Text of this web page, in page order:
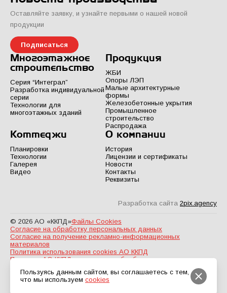
Пользуясь данным сайтом, вы соглашаетесь с тем,
что мы используем cookies
Оставляйте заявку, и узнайте первыми о нашей новой
продукции
Подписаться
Многоэтажное
строительство
Серия “Интеграл”
Разработка индивидуальной
серии
Технологии для
многоэтажных зданий
Продукция
ЖБИ
Опоры ЛЭП
Малые архитектурные
формы
Железобетонные укрытия
Промышленное
строительство
Распродажа
Коттеджи
Планировки
Технологии
Галерея
Видео
О компании
История
Лицензии и сертификаты
Новости
Контакты
Реквизиты
Разработка сайта 2pix.agency
© 2026 АО «ККПД»Файлы Cookies
Согласие на обработку персональных данных
Согласие на получение рекламно-информационных
материалов
Политика использования cookies АО ККПД
Политика АО ККПД в отношении обработки персональных